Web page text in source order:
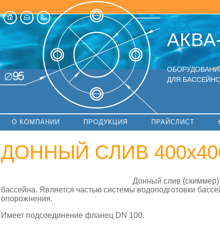
ДЛЯ
О КОМПАНИИ ПРОДУКЦИЯ ПРАЙСЛИСТ
ДОННЫЙ СЛИВ
Донный слив
бассейна. Является частью системы водоподготовки
опорожнения.
Имеет подсоединение фланец DN 100.